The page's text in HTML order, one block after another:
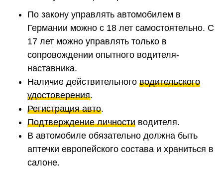
По закону управлять автомобилем в
Германии можно с 18 лет самостоятельно. С
17 лет можно управлять только в
сопровождении опытного водителя-
наставника.
Наличие действительного водительского
удостоверения.
Регистрация авто.
Подтверждение личности водителя.
В автомобиле обязательно должна быть
аптечки европейского состава и храниться в
салоне.